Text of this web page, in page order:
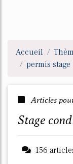
Accueil
permis stage
Articles
stage
156